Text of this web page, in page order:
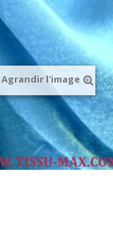
Agrandir l'image